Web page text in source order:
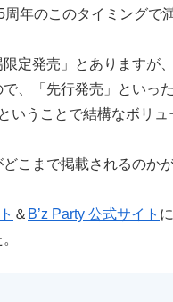
周年のこのタイミングで
限定発売」とありますが
、「先行発売」といっ
いうことで結構なボリ
こまで掲載されるのか
＆ B’z Party 公式サイト